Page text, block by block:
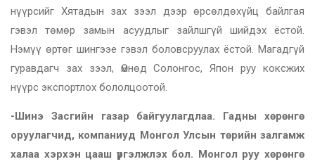
нүүрсийг Хятадын зах зээл дээр өрсөлдөхүйц байлгая
гэвэл төмөр замын асуудлыг зайлшгүй шийдэх ёстой.
Нэмүү өртөг шингээе гэвэл боловсруулах ёстой. Магадгүй
гуравдагч зах зээл, Өмнөд Солонгос, Япон руу коксжих
нүүрс экспортлох бололцоотой.
-Шинэ Засгийн газар байгуулагдлаа. Гадны хөрөнгө
оруулагчид, компаниуд Монгол Улсын төрийн залгамж
халаа хэрхэн цааш үргэлжлэх бол. Монгол руу хөрөнгө